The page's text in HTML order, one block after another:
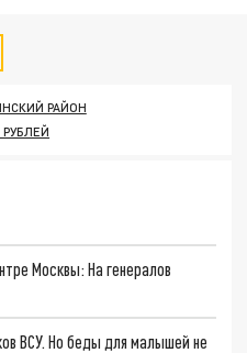
РАЙОН
Москвы: На генералов
ВСУ. Но беды для малышей не